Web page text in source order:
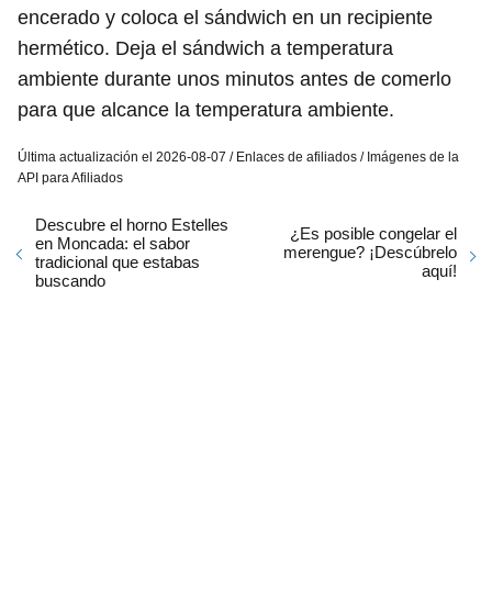
encerado y coloca el sándwich en un recipiente
hermético. Deja el sándwich a temperatura
ambiente durante unos minutos antes de comerlo
para que alcance la temperatura ambiente.
Última actualización el 2026-08-07 / Enlaces de afiliados / Imágenes de la
API para Afiliados
Descubre el horno Estelles
en Moncada: el sabor
tradicional que estabas
buscando
¿Es posible congelar el
merengue? ¡Descúbrelo
aquí!